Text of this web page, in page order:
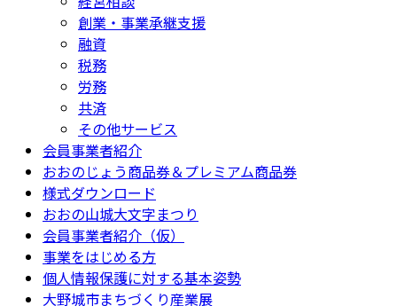
創業・事業承継支援
融資
税務
労務
共済
その他サービス
会員事業者紹介
おおのじょう商品券＆プレミアム商品券
様式ダウンロード
おおの山城大文字まつり
会員事業者紹介（仮）
事業をはじめる方
個人情報保護に対する基本姿勢
大野城市まちづくり産業展